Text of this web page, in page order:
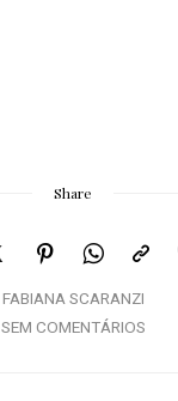
Share
FABIANA SCARANZI
SEM COMENTÁRIOS